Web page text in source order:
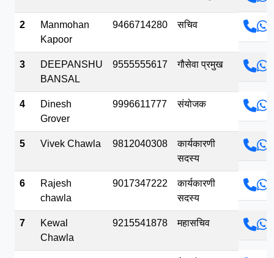
2
Manmohan
Kapoor
9466714280 सचिव
3
DEEPANSHU
BANSAL
9555555617 गौसेवा प्रमुख
4
Dinesh
Grover
9996611777 संयोजक
5 Vivek Chawla 9812040308
कार्यकारणी
सदस्य
6
Rajesh
chawla
9017347222
कार्यकारणी
सदस्य
7
Kewal
Chawla
9215541878 महासचिव